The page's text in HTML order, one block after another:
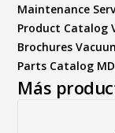
Maintenance
Product Catalog
Brochures
Parts Catalog MD
Más